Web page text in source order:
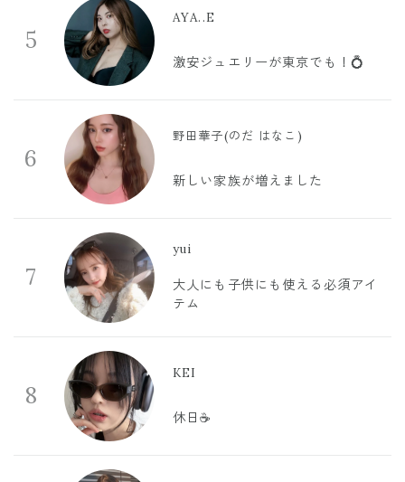
5
AYA..E
激安ジュエリーが東京でも！💍
6
野田華子(のだ はなこ)
新しい家族が増えました
7
yui
大人にも子供にも使える必須アイ
テム
8
KEI
休日☕️